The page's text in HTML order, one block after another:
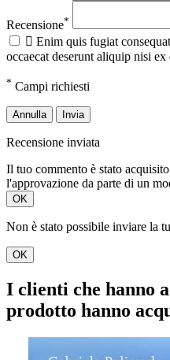
Recensione*
 Enim quis fugiat
occaecat deserunt aliquip nisi ex
* Campi richiesti
Annulla Invia
Recensione inviata
Il tuo commento è stato
l'approvazione da parte di un
OK
Non è stato possibile inviare la
OK
I clienti che hanno
prodotto hanno